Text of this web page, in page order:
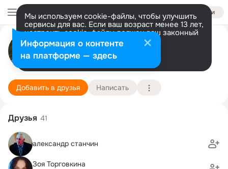
Войти
Мы используем cookie-файлы, чтобы улучшить
сервисы для вас. Если ваш возраст менее 13 лет,
настроить cookie-файлы должен ваш законный
представитель. Больше информации
Разрешить все Настроить
Александр Аникин
Севастополь
Подробнее
Добавить в друзья Написать
Друзья 41
александр станчин
Зоя Торговкина
Информация о контенте
на платформе — здесь